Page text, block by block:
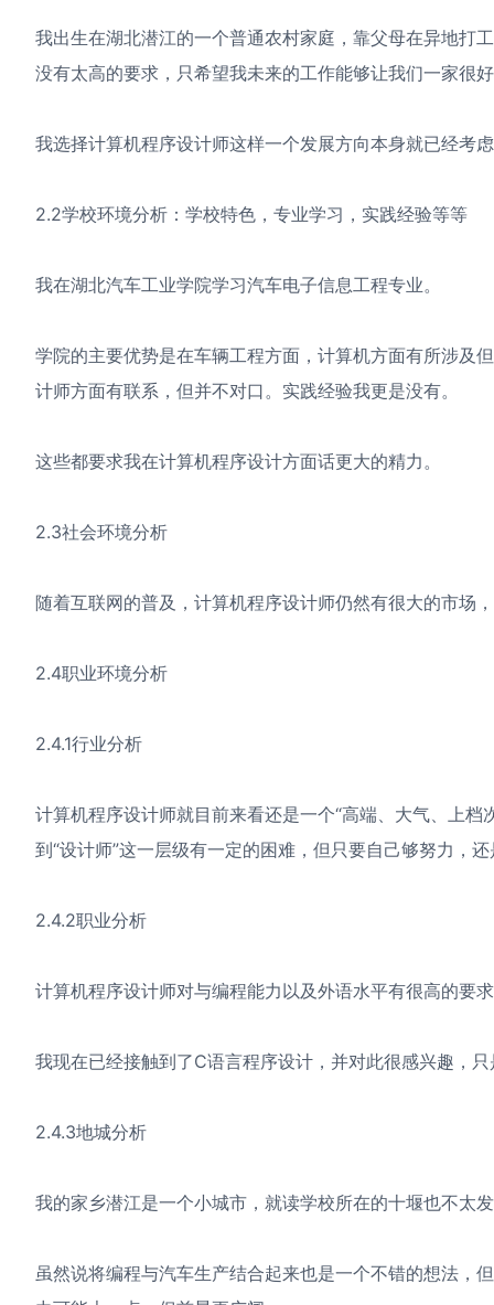
我出生在湖北潜江的一个普通农村家庭，靠父母在异地打
没有太高的要求，只希望我未来的工作能够让我们一家很
我选择计算机程序设计师这样一个发展方向本身就已经考
2.2学校环境分析：学校特色，专业学习，实践经验等等
我在湖北汽车工业学院学习汽车电子信息工程专业。
学院的主要优势是在车辆工程方面，计算机方面有所涉及
计师方面有联系，但并不对口。实践经验我更是没有。
这些都要求我在计算机程序设计方面话更大的精力。
2.3社会环境分析
随着互联网的普及，计算机程序设计师仍然有很大的市场
2.4职业环境分析
2.4.1行业分析
计算机程序设计师就目前来看还是一个“高端、大气、上
到“设计师”这一层级有一定的困难，但只要自己够努力，
2.4.2职业分析
计算机程序设计师对与编程能力以及外语水平有很高的要
我现在已经接触到了C语言程序设计，并对此很感兴趣，
2.4.3地城分析
我的家乡潜江是一个小城市，就读学校所在的十堰也不太
虽然说将编程与汽车生产结合起来也是一个不错的想法，